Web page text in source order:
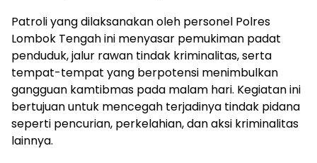
Patroli yang dilaksanakan oleh personel Polres
Lombok Tengah ini menyasar pemukiman padat
penduduk, jalur rawan tindak kriminalitas, serta
tempat-tempat yang berpotensi menimbulkan
gangguan kamtibmas pada malam hari. Kegiatan ini
bertujuan untuk mencegah terjadinya tindak pidana
seperti pencurian, perkelahian, dan aksi kriminalitas
lainnya.